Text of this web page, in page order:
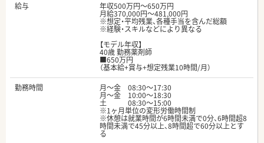
給与
年収500万円～650万円
月給370,000円～481,000円
※想定・平均残業、各種手当を含んだ総額
※経験・スキルなどにより異なる
【モデル年収】
40歳 勤務薬剤師
■650万円
（基本給+賞与+想定残業10時間/月）
勤務時間
月〜金 08:30～17:30
月〜金 10:00～18:30
土 08:30～15:00
※1ヶ月単位の変形労働時間制
※休憩は就業時間が6時間未満で0分、6時間超8
時間未満で45分以上、8時間超で60分以上とす
る